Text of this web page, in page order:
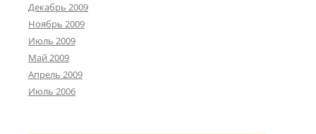
Декабрь 2009
Ноябрь 2009
Июль 2009
Май 2009
Апрель 2009
Июль 2006